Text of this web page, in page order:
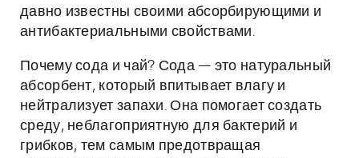
давно известны своими абсорбирующими и
антибактериальными свойствами.
Почему сода и чай? Сода — это натуральный
абсорбент, который впитывает влагу и
нейтрализует запахи. Она помогает создать
среду, неблагоприятную для бактерий и
грибков, тем самым предотвращая